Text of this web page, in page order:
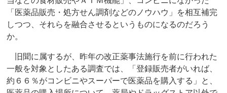
「医薬品販売・処方せん調剤などのノウハウ」を相互補完
しつつ、それらを融合させるというものになるのだろう
か。
旧聞に属するが、昨年の改正薬事法施行を前に行われた
一般を対象としたある調査では、「登録販売者がいれば、
約６６％がコンビニやスーパーで医薬品を購入する」と、